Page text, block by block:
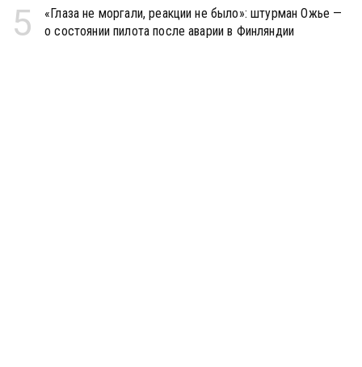
5
«Глаза не моргали, реакции не было»: штурман Ожье —
о состоянии пилота после аварии в Финляндии